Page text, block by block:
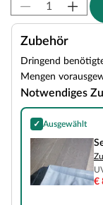
Zubehör
Dringend
Mengen
Notwendiges
✓ Ausgewählt
Selbstklebende
€